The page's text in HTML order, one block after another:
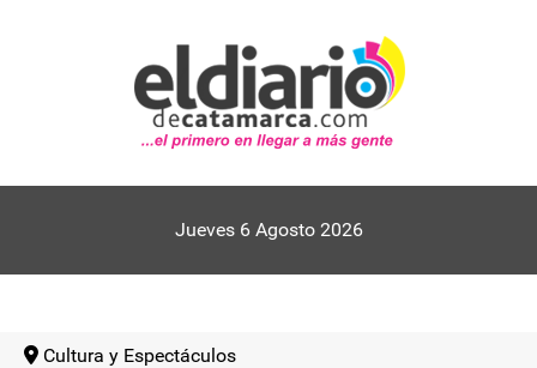
Jueves 6 Agosto 2026
Cultura y Espectáculos